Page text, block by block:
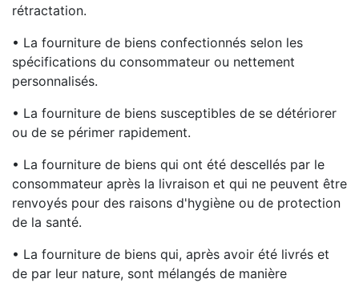
rétractation.
• La fourniture de biens confectionnés selon les
spécifications du consommateur ou nettement
personnalisés.
• La fourniture de biens susceptibles de se détériorer
ou de se périmer rapidement.
• La fourniture de biens qui ont été descellés par le
consommateur après la livraison et qui ne peuvent être
renvoyés pour des raisons d'hygiène ou de protection
de la santé.
• La fourniture de biens qui, après avoir été livrés et
de par leur nature, sont mélangés de manière